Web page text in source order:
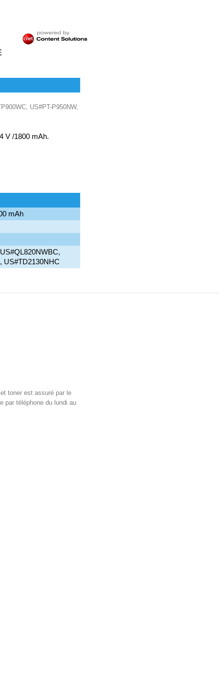
US#PT-P950NW,
V /1800 mAh.
mAh
US#TD2130NHC
toner est assuré par le
par téléphone du lundi au